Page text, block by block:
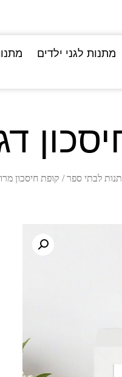
מתנות לגני ילדים
לבתי ספר/ קופת חיסכון